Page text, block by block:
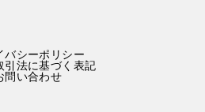
バシーポリシー
引法に基づく表記
問い合わせ